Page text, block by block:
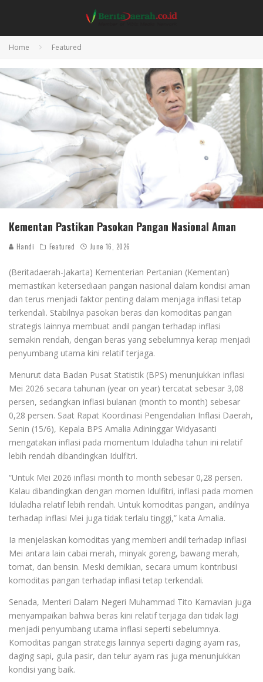
Home Featured
Kementan Pastikan Pasokan Pangan Nasional Aman
Handi Featured June 16, 2026
(Beritadaerah-Jakarta) Kementerian Pertanian (Kementan)
memastikan ketersediaan pangan nasional dalam kondisi aman
dan terus menjadi faktor penting dalam menjaga inflasi tetap
terkendali. Stabilnya pasokan beras dan komoditas pangan
strategis lainnya membuat andil pangan terhadap inflasi
semakin rendah, dengan beras yang sebelumnya kerap menjadi
penyumbang utama kini relatif terjaga.
Menurut data Badan Pusat Statistik (BPS) menunjukkan inflasi
Mei 2026 secara tahunan (year on year) tercatat sebesar 3,08
persen, sedangkan inflasi bulanan (month to month) sebesar
0,28 persen. Saat Rapat Koordinasi Pengendalian Inflasi Daerah,
Senin (15/6), Kepala BPS Amalia Adininggar Widyasanti
mengatakan inflasi pada momentum Iduladha tahun ini relatif
lebih rendah dibandingkan Idulfitri.
“Untuk Mei 2026 inflasi month to month sebesar 0,28 persen.
Kalau dibandingkan dengan momen Idulfitri, inflasi pada momen
Iduladha relatif lebih rendah. Untuk komoditas pangan, andilnya
terhadap inflasi Mei juga tidak terlalu tinggi,” kata Amalia.
Ia menjelaskan komoditas yang memberi andil terhadap inflasi
Mei antara lain cabai merah, minyak goreng, bawang merah,
tomat, dan bensin. Meski demikian, secara umum kontribusi
komoditas pangan terhadap inflasi tetap terkendali.
Senada, Menteri Dalam Negeri Muhammad Tito Karnavian juga
menyampaikan bahwa beras kini relatif terjaga dan tidak lagi
menjadi penyumbang utama inflasi seperti sebelumnya.
Komoditas pangan strategis lainnya seperti daging ayam ras,
daging sapi, gula pasir, dan telur ayam ras juga menunjukkan
kondisi yang baik.